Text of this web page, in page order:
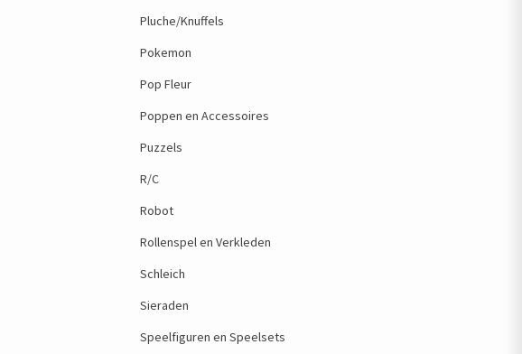
Pluche/Knuffels
Pokemon
Pop Fleur
Poppen en Accessoires
Puzzels
R/C
Robot
Rollenspel en Verkleden
Schleich
Sieraden
Speelfiguren en Speelsets